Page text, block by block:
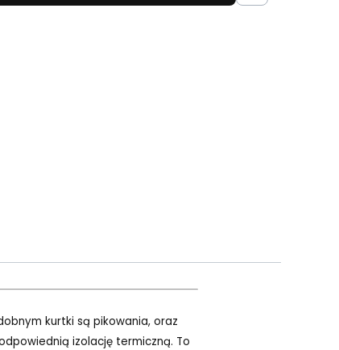
kurtki są pikowania, oraz
izolację termiczną. To